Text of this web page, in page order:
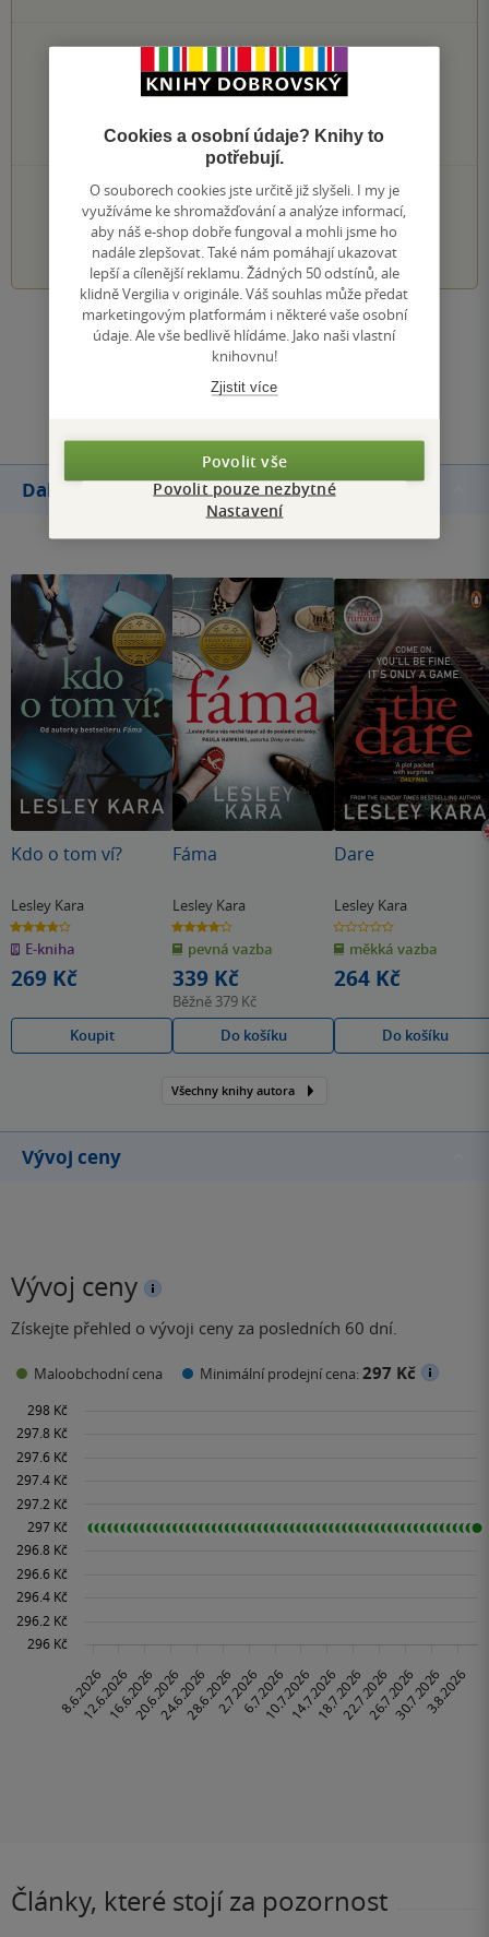
0×
0×
4 hvězdičky
0×
3 hvězdičky
0×
1 hvezdička
PŘIDEJTE SVÉ HODNOCENÍ KNIHY
1 2 3 4 5
Zobrazit všechna hodnocení
Přidat hodnocení
Další knihy autora
Kdo o tom ví?
Lesley Kara
3.9
z
5
hvězdiček
E-kniha
269 Kč
Koupit
Fáma
Lesley Kara
4.2
z
5
hvězdiček
pevná vazba
339 Kč
Běžně 379 Kč
Do košíku
Dare
Lesley Kara
0.0
z
5
hvězdiček
měkká vazba
264 Kč
Do košíku
Všechny knihy autora
Vývoj ceny
Vývoj ceny
Získejte přehled o vývoji ceny za posledních 60 dní.
Maloobchodní cena Minimální prodejní cena:297 Kč
Články, které stojí za pozornost
Cookies a osobní údaje? Knihy to
potřebují.
O souborech cookies jste určitě již slyšeli. I my je
využíváme ke shromažďování a analýze informací,
aby náš e-shop dobře fungoval a mohli jsme ho
nadále zlepšovat. Také nám pomáhají ukazovat
lepší a cílenější reklamu. Žádných 50 odstínů, ale
klidně Vergilia v originále. Váš souhlas může předat
marketingovým platformám i některé vaše osobní
údaje. Ale vše bedlivě hlídáme. Jako naši vlastní
knihovnu!
Zjistit více
Povolit vše
Povolit pouze nezbytné
Nastavení